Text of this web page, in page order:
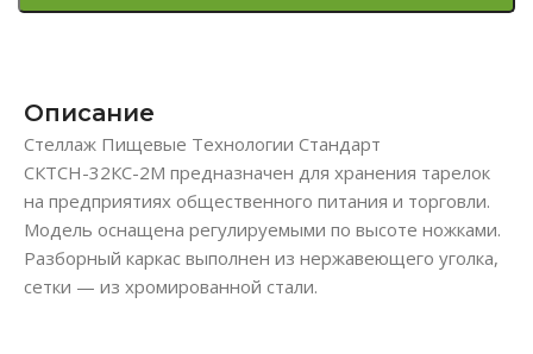
Описание
Стеллаж Пищевые Технологии Стандарт
СКТСН-32КС-2М предназначен для хранения тарелок
на предприятиях общественного питания и торговли.
Модель оснащена регулируемыми по высоте ножками.
Разборный каркас выполнен из нержавеющего уголка,
сетки — из хромированной стали.